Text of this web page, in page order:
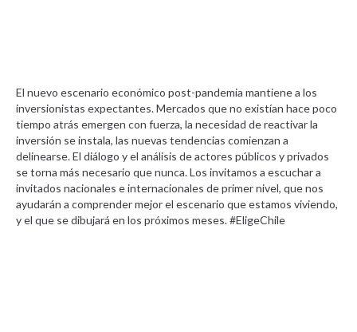
El nuevo escenario económico post-pandemia mantiene a los
inversionistas expectantes. Mercados que no existían hace poco
tiempo atrás emergen con fuerza, la necesidad de reactivar la
inversión se instala, las nuevas tendencias comienzan a
delinearse. El diálogo y el análisis de actores públicos y privados
se torna más necesario que nunca. Los invitamos a escuchar a
invitados nacionales e internacionales de primer nivel, que nos
ayudarán a comprender mejor el escenario que estamos viviendo,
y el que se dibujará en los próximos meses. #EligeChile